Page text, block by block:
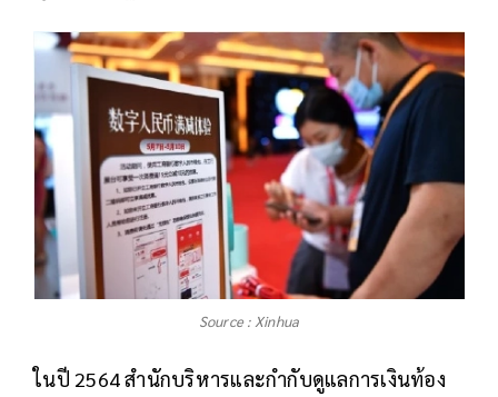
Source : Xinhua
ในปี 2564 สำนักบริหารและกำกับดูแลการเงินท้อง